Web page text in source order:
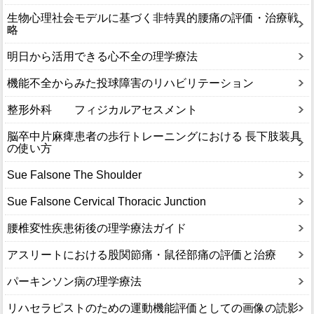
生物心理社会モデルに基づく非特異的腰痛の評価・治療戦
略
明日から活用できる心不全の理学療法
機能不全からみた投球障害のリハビリテーション
整形外科 フィジカルアセスメント
脳卒中片麻痺患者の歩行トレーニングにおける 長下肢装具
の使い方
Sue Falsone The Shoulder
Sue Falsone Cervical Thoracic Junction
腰椎変性疾患術後の理学療法ガイド
アスリートにおける股関節痛・鼠径部痛の評価と治療
パーキンソン病の理学療法
リハセラピストのための運動機能評価としての画像の読影